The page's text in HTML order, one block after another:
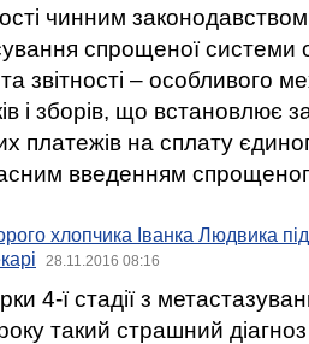
чинним
спрощеної системи
та звітності – особливого
і зборів, що встановлює
платежів на сплату
введенням спрощеного
хлопчика Іванка Людвика
28.11.2016 08:16
4-ї стадії з
такий страшний